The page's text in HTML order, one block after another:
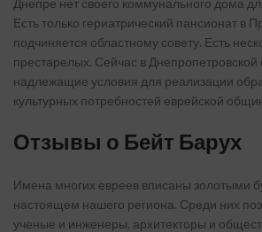
Днепре нет своего коммунального дома
Есть только гериатрический пансионат в
подчиняется областному совету. Есть
престарелых. Сейчас в Днепропетровской
надлежащие условия для реализации
культурных потребностей еврейской
Отзывы о Бейт Барух
Имена многих евреев вписаны золотыми
настоящем нашего региона. Среди них
ученые и инженеры, архитекторы и